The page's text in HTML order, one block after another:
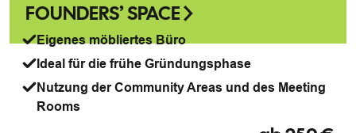
FOUNDERS’ SPACE
Eigenes möbliertes Büro
Ideal für die frühe Gründungsphase
Nutzung der Community Areas und des Meeting
Rooms